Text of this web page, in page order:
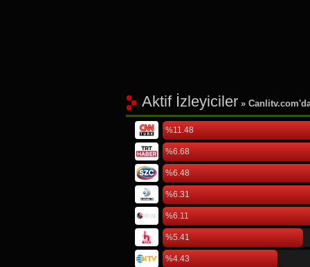
Aktif İzleyiciler »
%11.48
%6.68
%6.48
%6.31
%6.11
%5.41
%4.43